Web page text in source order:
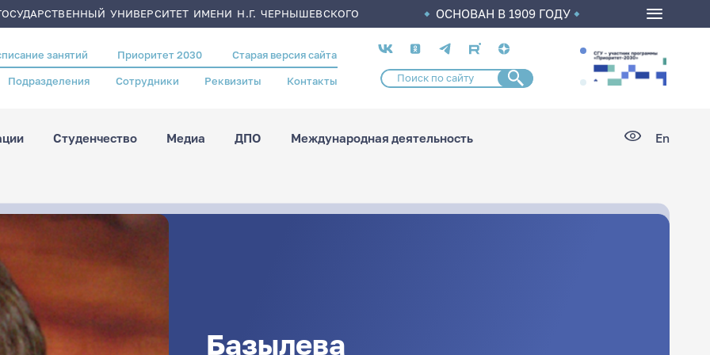
УНИВЕРСИТЕТ ИМЕНИ Н.Г. ЧЕРНЫШЕВСКОГО ОСНОВАН В 1909 ГОДУ
занятий Приоритет 2030 Старая версия сайта
Подразделения Сотрудники Реквизиты Контакты
Социальные
сети
Студенчество Медиа ДПО Международная деятельность En
Базылева